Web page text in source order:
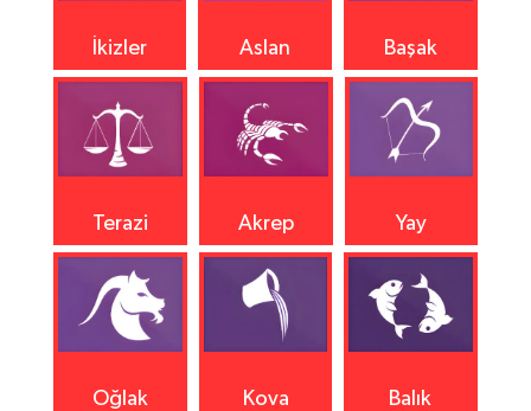
İkizler Aslan Başak
Terazi Akrep Yay
Oğlak Kova Balık